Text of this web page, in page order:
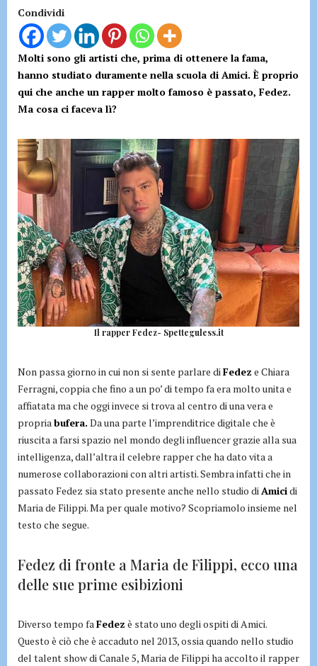
Condividi
Molti sono gli artisti che, prima di ottenere la fama,
hanno studiato duramente nella scuola di Amici. È proprio
qui che anche un rapper molto famoso è passato, Fedez.
Ma cosa ci faceva lì?
Il rapper Fedez- Spetteguless.it
Non passa giorno in cui non si sente parlare diFedez e Chiara
Ferragni, coppia che fino a un po’ di tempo fa era molto unita e
affiatata ma che oggi invece si trova al centro di una vera e
propriabufera. Da una parte l’imprenditrice digitale che è
riuscita a farsi spazio nel mondo degli influencer grazie alla sua
intelligenza, dall’altra il celebre rapper che ha dato vita a
numerose collaborazioni con altri artisti. Sembra infatti che in
passato Fedez sia stato presente anche nello studio diAmicidi
Maria de Filippi. Ma per quale motivo? Scopriamolo insieme nel
testo che segue.
Fedez di fronte a Maria de Filippi, ecco una
delle sue prime esibizioni
Diverso tempo faFedez è stato uno degli ospiti di Amici.
Questo è ciò che è accaduto nel 2013, ossia quando nello studio
del talent show di Canale 5, Maria de Filippi ha accolto il rapper